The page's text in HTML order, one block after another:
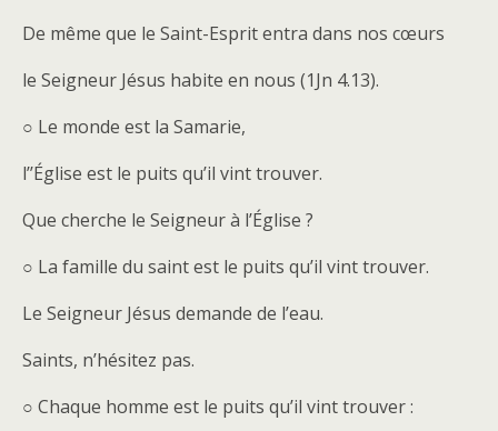
De même que le Saint-Esprit entra dans nos cœurs
le Seigneur Jésus habite en nous (1Jn 4.13).
○ Le monde est la Samarie,
l’’Église est le puits qu’il vint trouver.
Que cherche le Seigneur à l’Église ?
○ La famille du saint est le puits qu’il vint trouver.
Le Seigneur Jésus demande de l’eau.
Saints, n’hésitez pas.
○ Chaque homme est le puits qu’il vint trouver :